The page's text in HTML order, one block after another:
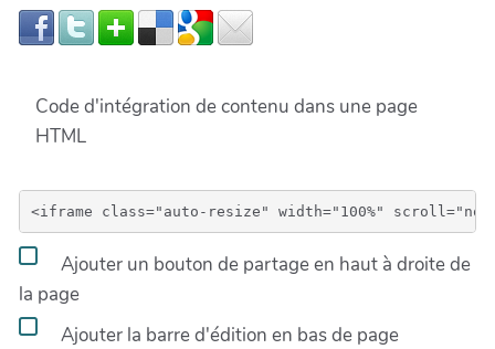
Code d'intégration de contenu dans une page
HTML
Ajouter un bouton de partage en haut à droite de
la page
Ajouter la barre d'édition en bas de page